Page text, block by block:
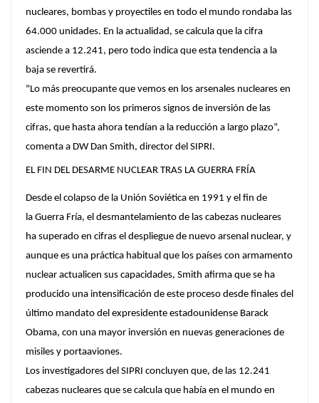
nucleares, bombas y proyectiles en todo el mundo rondaba las
64.000 unidades. En la actualidad, se calcula que la cifra
asciende a 12.241, pero todo indica que esta tendencia a la
baja se revertirá.
"Lo más preocupante que vemos en los arsenales nucleares en
este momento son los primeros signos de inversión de las
cifras, que hasta ahora tendían a la reducción a largo plazo”,
comenta a DW Dan Smith, director del SIPRI.
EL FIN DEL DESARME NUCLEAR TRAS LA GUERRA FRÍA
Desde el colapso de la Unión Soviética en 1991 y el fin de
la Guerra Fría, el desmantelamiento de las cabezas nucleares
ha superado en cifras el despliegue de nuevo arsenal nuclear, y
aunque es una práctica habitual que los países con armamento
nuclear actualicen sus capacidades, Smith afirma que se ha
producido una intensificación de este proceso desde finales del
último mandato del expresidente estadounidense Barack
Obama, con una mayor inversión en nuevas generaciones de
misiles y portaaviones.
Los investigadores del SIPRI concluyen que, de las 12.241
cabezas nucleares que se calcula que había en el mundo en